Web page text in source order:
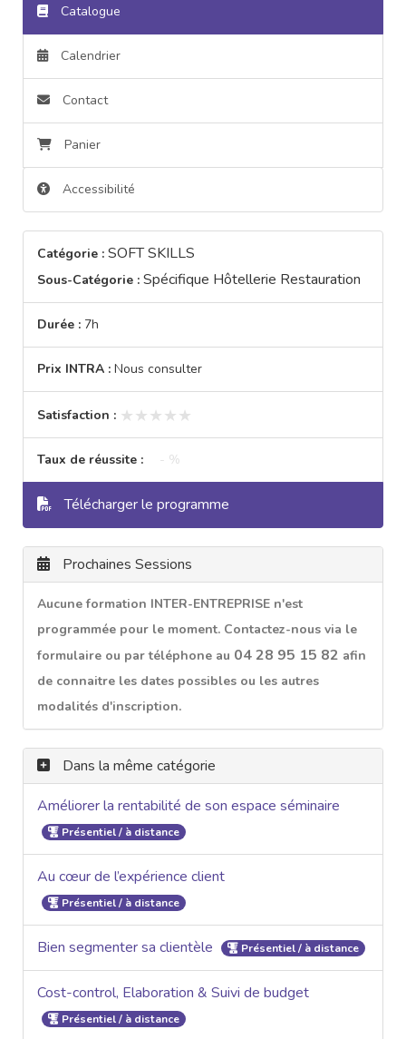
Catalogue
Calendrier
Contact
Panier
Accessibilité
Catégorie : SOFT SKILLS
Sous-Catégorie : Spécifique Hôtellerie Restauration
Durée : 7h
Prix INTRA : Nous consulter
Satisfaction : ★★★★★
★★★★★
Taux de réussite : - %
Télécharger le programme
Prochaines Sessions
Aucune formation INTER-ENTREPRISE n'est
programmée pour le moment. Contactez-nous via le
formulaire ou par téléphone au 04 28 95 15 82 afin
de connaitre les dates possibles ou les autres
modalités d'inscription.
Dans la même catégorie
Améliorer la rentabilité de son espace séminaire
Présentiel / à distance
Au cœur de l’expérience client
Présentiel / à distance
Bien segmenter sa clientèle Présentiel / à distance
Cost-control, Elaboration & Suivi de budget
Présentiel / à distance